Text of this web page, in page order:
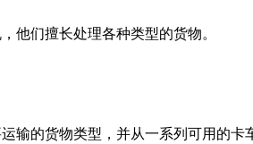
他们擅长处理各种类型的货物。
输的货物类型，并从一系列可用的卡